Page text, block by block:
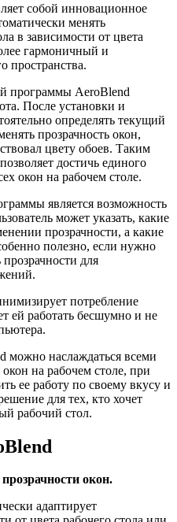
собой инновационное
менять
в зависимости от цвета
гармоничный и
пространства.
программы AeroBlend
После установки и
определять текущий
прозрачность окон,
цвету обоев. Таким
достичь единого
окон на рабочем столе.
является возможность
может указать, какие
прозрачности, а какие
полезно, если нужно
для
потребление
ей работать бесшумно и не
можно наслаждаться всеми
на рабочем столе, при
ее работу по своему вкусу и
для тех, кто хочет
рабочий стол.
окон.
адаптирует